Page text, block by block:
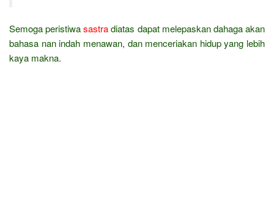
Semoga peristiwasastradiatas dapat melepaskan dahaga akan
bahasa nan indah menawan, dan menceriakan hidup yang lebih
kaya makna.